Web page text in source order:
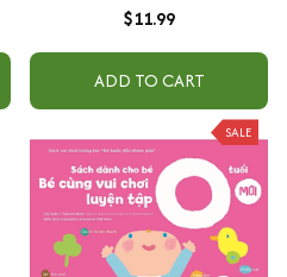
$11.99
ADD TO CART
SALE